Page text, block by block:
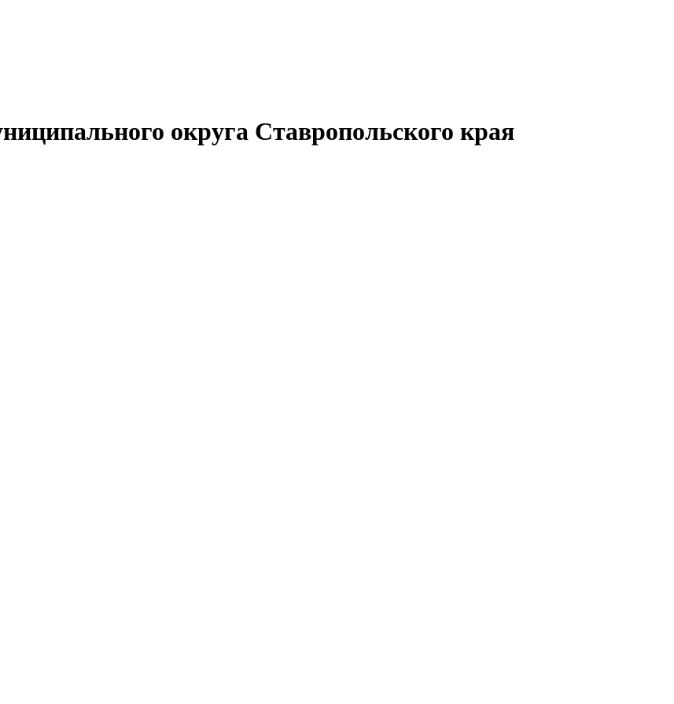
округа Ставропольского края